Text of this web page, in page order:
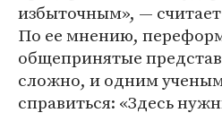
избыточным», —
По ее мнению,
общепринятые
сложно, и одним ученым
справиться: «Здесь